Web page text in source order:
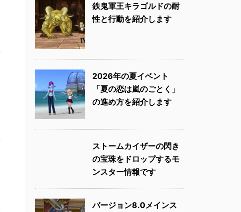
鉄鬼軍王キラゴルドの耐
性と行動を紹介します
2026年の夏イベント
「夏の恋は嵐のごとく」
の進め方を紹介します
ストームカイザーの閃き
の宝珠をドロップするモ
ンスター情報です
バージョン8.0メインス